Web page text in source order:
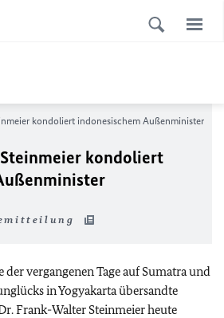
kondoliert indonesischem Außenminister
kondoliert
der vergangenen Tage auf Sumatra und
in Yogyakarta übersandte
Frank-Walter Steinmeier heute